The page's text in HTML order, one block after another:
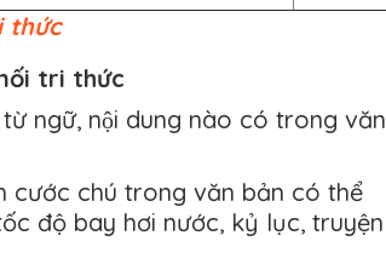
thức
tri thức
ngữ, nội dung nào có trong văn
cước chú trong văn bản có thể
độ bay hơi nước, kỷ lục, truyện